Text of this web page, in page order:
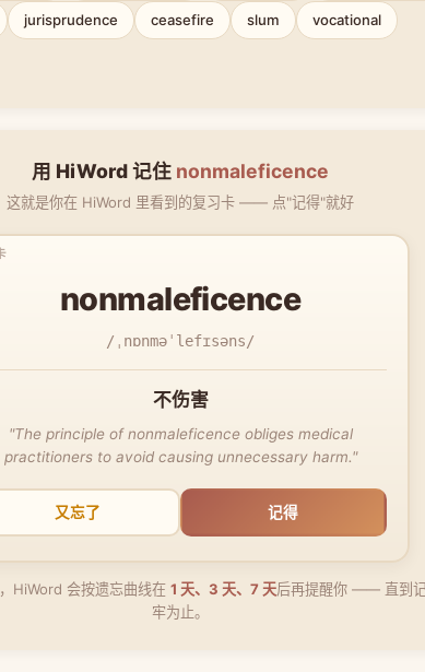
jurisprudence ceasefire slum vocational
用 HiWord 记住 nonmaleficence
这就是你在 HiWord 里看到的复习卡 —— 点"记得"就好
nonmaleficence
/ˌnɒnməˈlefɪsəns/
不伤害
"The principle of nonmaleficence obliges medical
practitioners to avoid causing unnecessary harm."
又忘了 记得
HiWord 会按遗忘曲线在 1 天、3 天、7 天后再提醒你 —— 直到
牢为止。